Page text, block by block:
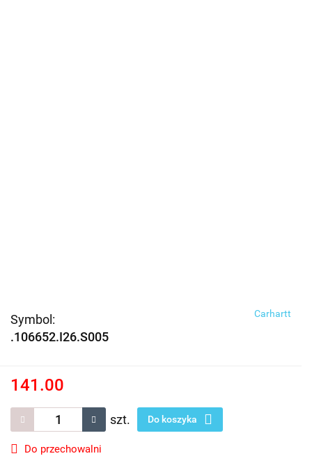
Symbol:
.106652.I26.S005
Carhartt
141.00
szt. Do koszyka
Do przechowalni